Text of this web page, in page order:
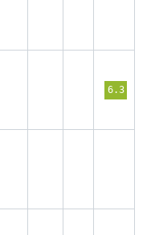
6.3